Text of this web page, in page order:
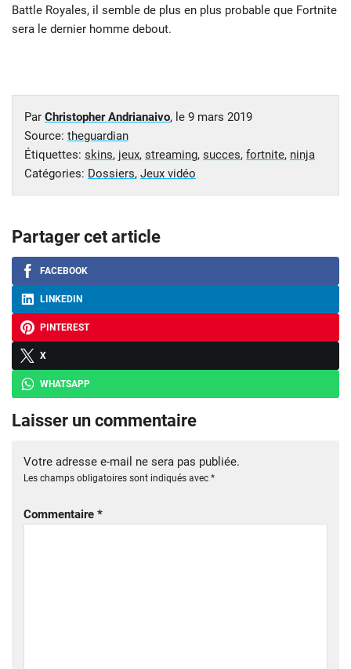
Battle Royales, il semble de plus en plus probable que Fortnite
sera le dernier homme debout.
Par Christopher Andrianaivo, le 9 mars 2019
Source: theguardian
Étiquettes: skins, jeux, streaming, succes, fortnite, ninja
Catégories: Dossiers, Jeux vidéo
Partager cet article
FACEBOOK
LINKEDIN
PINTEREST
X
WHATSAPP
Laisser un commentaire
Votre adresse e-mail ne sera pas publiée.
Les champs obligatoires sont indiqués avec *
Commentaire *